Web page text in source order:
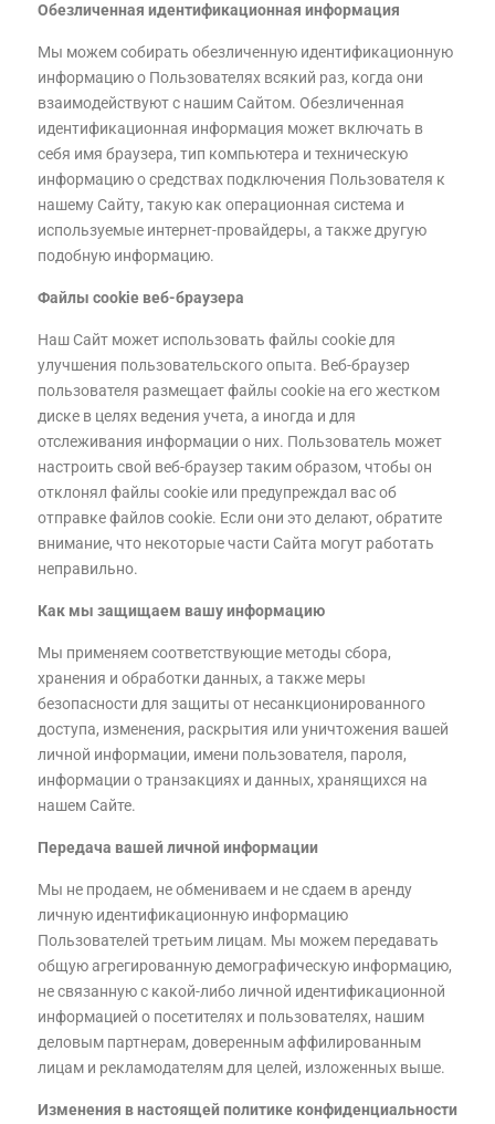
Обезличенная идентификационная информация
Мы можем собирать обезличенную идентификационную
информацию о Пользователях всякий раз, когда они
взаимодействуют с нашим Сайтом. Обезличенная
идентификационная информация может включать в
себя имя браузера, тип компьютера и техническую
информацию о средствах подключения Пользователя к
нашему Сайту, такую как операционная система и
используемые интернет-провайдеры, а также другую
подобную информацию.
Файлы cookie веб-браузера
Наш Сайт может использовать файлы cookie для
улучшения пользовательского опыта. Веб-браузер
пользователя размещает файлы cookie на его жестком
диске в целях ведения учета, а иногда и для
отслеживания информации о них. Пользователь может
настроить свой веб-браузер таким образом, чтобы он
отклонял файлы cookie или предупреждал вас об
отправке файлов cookie. Если они это делают, обратите
внимание, что некоторые части Сайта могут работать
неправильно.
Как мы защищаем вашу информацию
Мы применяем соответствующие методы сбора,
хранения и обработки данных, а также меры
безопасности для защиты от несанкционированного
доступа, изменения, раскрытия или уничтожения вашей
личной информации, имени пользователя, пароля,
информации о транзакциях и данных, хранящихся на
нашем Сайте.
Передача вашей личной информации
Мы не продаем, не обмениваем и не сдаем в аренду
личную идентификационную информацию
Пользователей третьим лицам. Мы можем передавать
общую агрегированную демографическую информацию,
не связанную с какой-либо личной идентификационной
информацией о посетителях и пользователях, нашим
деловым партнерам, доверенным аффилированным
лицам и рекламодателям для целей, изложенных выше.
Изменения в настоящей политике конфиденциальности